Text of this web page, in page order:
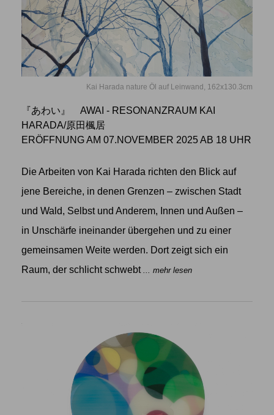
Kai Harada nature Öl auf Leinwand, 162x130.3cm
『あわい』 AWAI - RESONANZRAUM KAI
HARADA/原田楓居
ERÖFFNUNG AM 07.NOVEMBER 2025 AB 18 UHR
Die Arbeiten von Kai Harada richten den Blick auf
jene Bereiche, in denen Grenzen – zwischen Stadt
und Wald, Selbst und Anderem, Innen und Außen –
in Unschärfe ineinander übergehen und zu einer
gemeinsamen Weite werden. Dort zeigt sich ein
Raum, der schlicht schwebt
... mehr lesen